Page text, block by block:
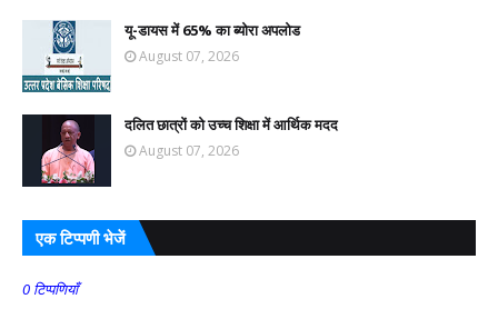
यू-डायस में 65% का ब्योरा अपलोड
August 07, 2026
दलित छात्रों को उच्च शिक्षा में आर्थिक मदद
August 07, 2026
एक टिप्पणी भेजें
0 टिप्पणियाँ